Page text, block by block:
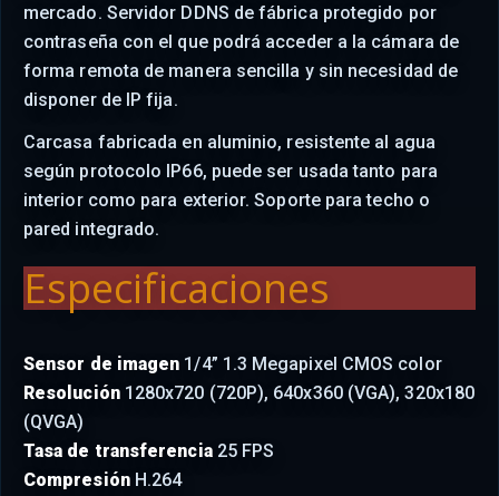
mercado. Servidor DDNS de fábrica protegido por
contraseña con el que podrá acceder a la cámara de
forma remota de manera sencilla y sin necesidad de
disponer de IP fija.
Carcasa fabricada en aluminio, resistente al agua
según protocolo IP66, puede ser usada tanto para
interior como para exterior. Soporte para techo o
pared integrado.
Especificaciones
Sensor de imagen 1/4” 1.3 Megapixel CMOS color
Resolución1280x720 (720P), 640x360 (VGA), 320x180
(QVGA)
Tasa de transferencia25 FPS
CompresiónH.264